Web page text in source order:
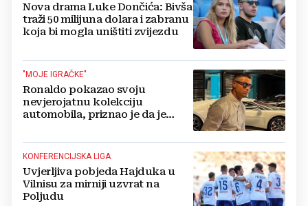
Nova drama Luke Dončića: Bivša
traži 50 milijuna dolara i zabranu
koja bi mogla uništiti zvijezdu
"MOJE IGRAČKE"
Ronaldo pokazao svoju
nevjerojatnu kolekciju
automobila, priznao je da je
KONFERENCIJSKA LIGA
Uvjerljiva pobjeda Hajduka u
Vilnisu za mirniji uzvrat na
Poljudu